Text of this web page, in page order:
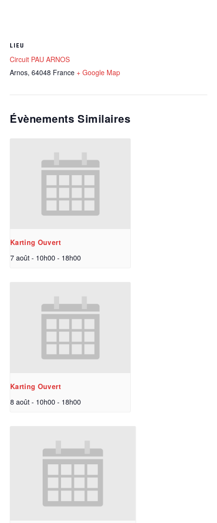
LIEU
Circuit PAU ARNOS
Arnos, 64048 France + Google Map
Évènements Similaires
Karting Ouvert
7 août - 10h00- 18h00
Karting Ouvert
8 août - 10h00- 18h00